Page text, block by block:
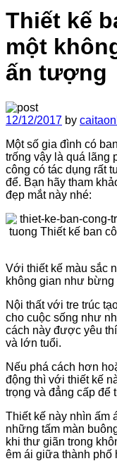
Thiết kế
một
ấn tượng
12/12/2017 by
Một số gia đình có
trống vậy là quá lãng
công có tác dụng rất
để. Bạn hãy tham
đẹp mắt này nhé:
Với thiết kế màu sắc
không gian như
Nội thất với tre trúc
cho cuộc sống như
cách này được yêu
và lớn tuổi.
Nếu phá cách hơn
động thì với thiết kế
trọng và đẳng cấp để
Thiết kế này nhìn ấm
những tấm màn
khi thư giãn trong
êm ái giữa thành phố